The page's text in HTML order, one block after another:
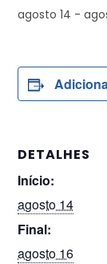
agosto 14 -
DETALHES
Início:
agosto 14
Final:
agosto 16